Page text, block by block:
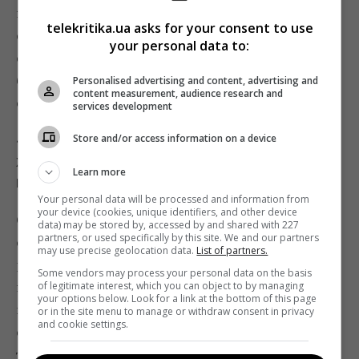
порожньому місці. Виникає багато страхів у
стосунках: страх бути знехтуваним, страх бути
смішним, страх бути несексуальним. Ясна річ, що на
базовому рівні впливають стосунки в батьківській
сім’ї.
«Якщо вам смішно, коли чоловік
жартує, значить, є велика ймовірність,
що сексуально ви теж сумісні»
Єгор:А мені здається, що люди просто обманюють
самі себе. Вони кажуть під час церемонії, що в
радості та в смутку будуть разом, що ти для мене
найголовніша людина в житті, а потім поводяться з
партнером зовсім не так. А в партнерських
стосунках необхідно виявляти свої найкращі якості:
терпіння, розуміння, поступливість. Однак більшість
telekritika.ua asks for your consent to use
your personal data to:
Personalised advertising and content, advertising and
content measurement, audience research and
services development
Store and/or access information on a device
Learn more
Your personal data will be processed and information from
your device (cookies, unique identifiers, and other device
data) may be stored by, accessed by and shared with 227
partners, or used specifically by this site. We and our partners
may use precise geolocation data. List of partners.
Some vendors may process your personal data on the basis
of legitimate interest, which you can object to by managing
your options below. Look for a link at the bottom of this page
or in the site menu to manage or withdraw consent in privacy
and cookie settings.